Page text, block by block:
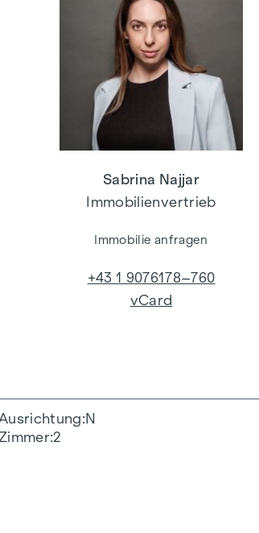
N
Zimmer 2
Sabrina Najjar
Immobilienvertrieb
Immobilie anfragen
+43 1 9076178–760
vCard